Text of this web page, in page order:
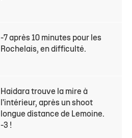
-7 après 10 minutes pour les
Rochelais, en difficulté.
Haidara trouve la mire à
l'intérieur, après un shoot
longue distance de Lemoine.
-3 !